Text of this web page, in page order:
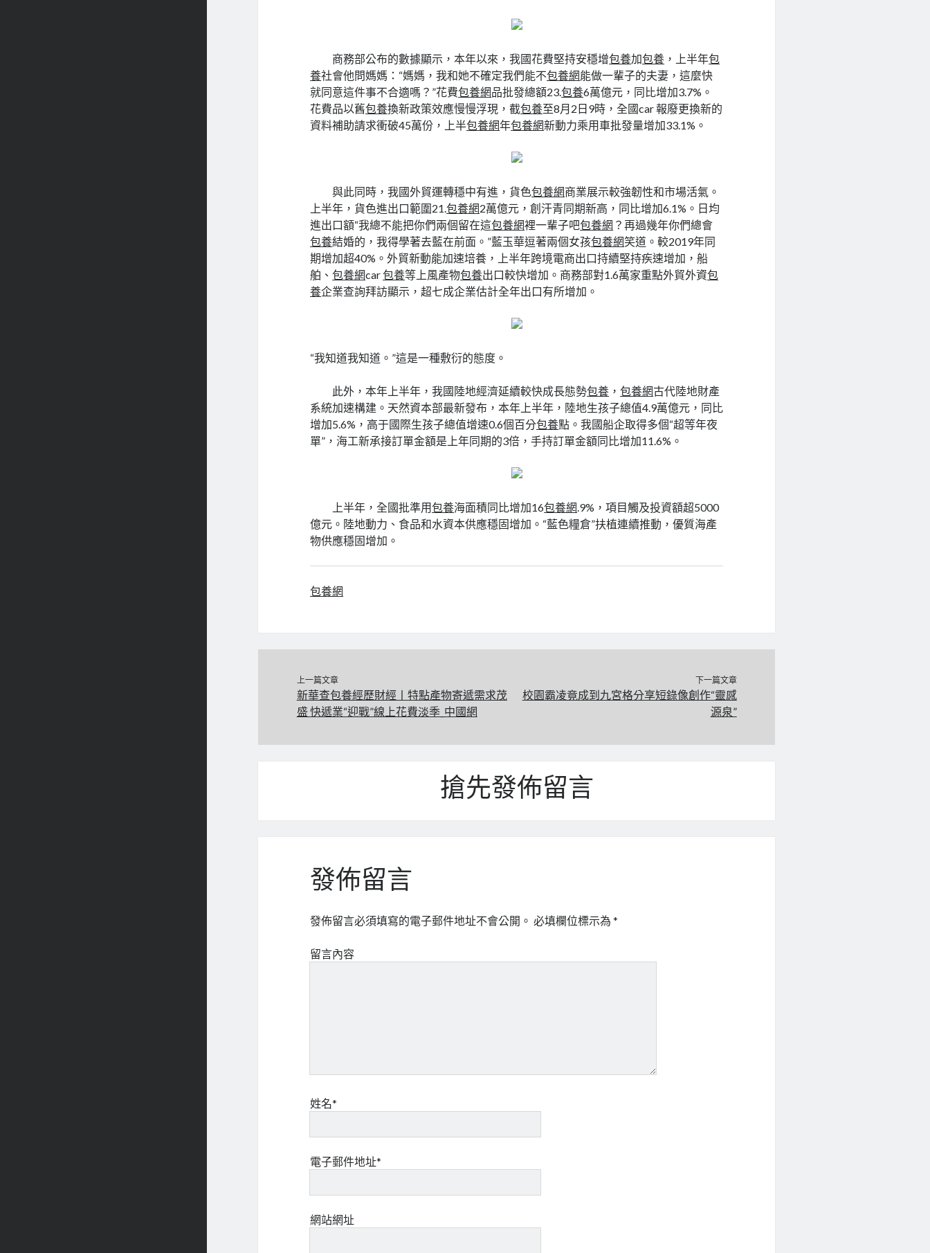
商務部公布的數據顯示，本年以來，我國花費堅持安穩增包養加包養 ，上半年包
養社會他問媽媽：“媽媽，我和她不確定我們能不包養網能做一輩子的夫妻，這麼快
就同意這件事不合適嗎？”花費包養網品批發總額23.包養6萬億元，同比增加3.7%。
花費品以舊包養換新政策效應慢慢浮現，截包養至8月2日9時，全國car 報廢更換新的
資料補助請求衝破45萬份，上半包養網年包養網新動力乘用車批發量增加33.1%。
與此同時，我國外貿運轉穩中有進，貨色包養網商業展示較強韌性和市場活氣。
上半年，貨色進出口範圍21.包養網2萬億元，創汗青同期新高，同比增加6.1%。日均
進出口額“我總不能把你們兩個留在這包養網裡一輩子吧包養網 ？再過幾年你們總會
包養結婚的，我得學著去藍在前面。”藍玉華逗著兩個女孩包養網笑道。較2019年同
期增加超40%。外貿新動能加速培養，上半年跨境電商出口持續堅持疾速增加，船
舶、包養網car包養等上風產物包養出口較快增加。商務部對1.6萬家重點外貿外資包
養企業查詢拜訪顯示，超七成企業估計全年出口有所增加。
“我知道我知道。”這是一種敷衍的態度。
此外，本年上半年，我國陸地經濟延續較快成長態勢包養 ，包養網古代陸地財產
系統加速構建。天然資本部最新發布，本年上半年，陸地生孩子總值4.9萬億元，同比
增加5.6%，高于國際生孩子總值增速0.6個百分包養點。我國船企取得多個“超等年夜
單”，海工新承接訂單金額是上年同期的3倍，手持訂單金額同比增加11.6%。
上半年，全國批準用包養海面積同比增加16包養網.9%，項目觸及投資額超5000
億元。陸地動力、食品和水資本供應穩固增加。“藍色糧倉”扶植連續推動，優質海產
物供應穩固增加。
包養網
上一篇文章
新華查包養經歷財經丨特點產物寄遞需求茂
盛 快遞業“迎戰”線上花費淡季_中國網
下一篇文章
校園霸凌竟成到九宮格分享短錄像創作“靈感
源泉”
搶先發佈留言
發佈留言
發佈留言必須填寫的電子郵件地址不會公開。 必填欄位標示為*
留言內容
姓名*
電子郵件地址*
網站網址